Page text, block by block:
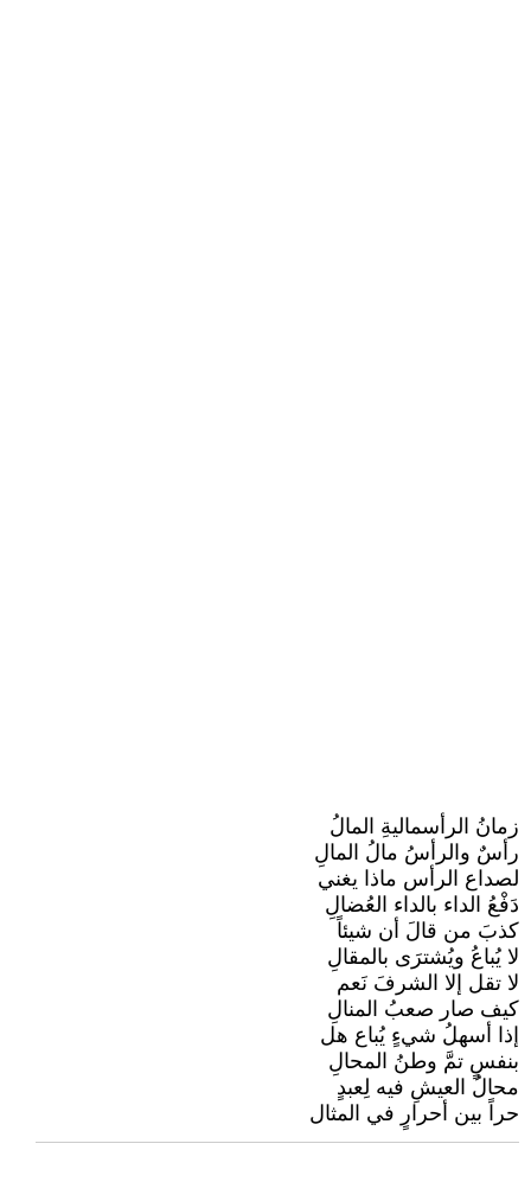
زمانُ الرأسماليةِ المالُ
رأسٌ والرأسُ مالُ المالِ
لصداع الرأس ماذا يغني
دَفْعُ الداء بالداء العُضالِ
كذبَ من قالَ أن شيئاً
لا يُباعُ ويُشترَى بالمقالِ
لا تقل إلا الشرفَ نَعم
كيف صار صعبُ المنالِ
إذا أسهلُ شيءٍ يُباع هل
بنفسٍ تمَّ وطنُ المحالِ
محالُ العيشِ فيه لِعبدٍ
حراً بين أحرارٍ في المثال